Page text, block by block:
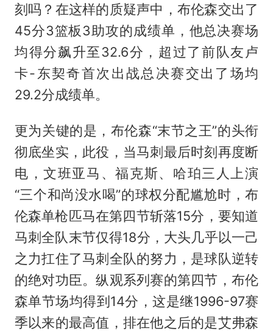
刻吗？在这样的质疑声中，布伦森交出了
45分3篮板3助攻的成绩单，他总决赛场
均得分飙升至32.6分，超过了前队友卢
卡-东契奇首次出战总决赛交出了场均
29.2分成绩单。
更为关键的是，布伦森“末节之王”的头衔
彻底坐实，此役，当马刺最后时刻再度断
电，文班亚马、福克斯、哈珀三人上演
“三个和尚没水喝”的球权分配尴尬时，布
伦森单枪匹马在第四节斩落15分，要知道
马刺全队末节仅得18分，大头几乎以一己
之力扛住了马刺全队的努力，是球队逆转
的绝对功臣。纵观系列赛的第四节，布伦
森单节场均得到14分，这是继1996-97赛
季以来的最高值，排在他之后的是艾弗森